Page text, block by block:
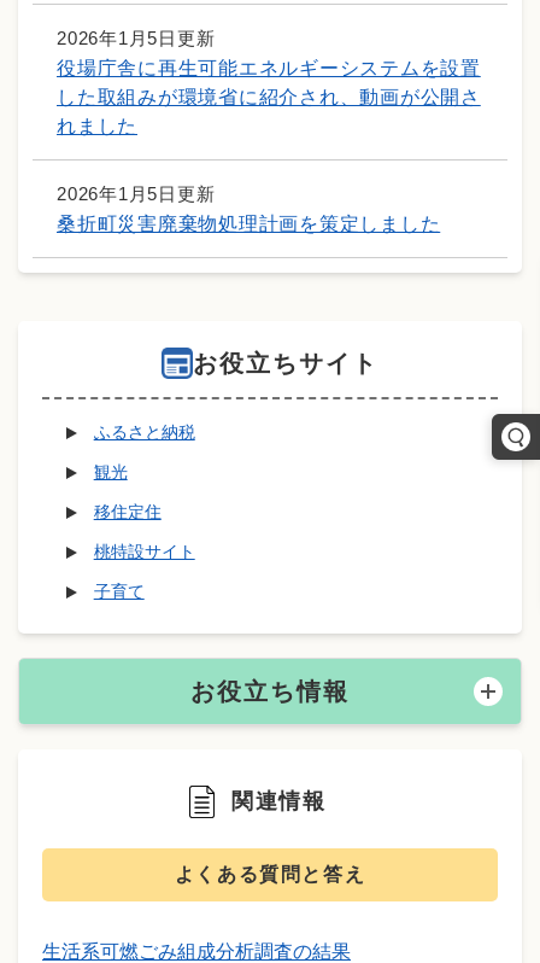
2026年1月5日更新
役場庁舎に再生可能エネルギーシステムを設置
した取組みが環境省に紹介され、動画が公開さ
れました
2026年1月5日更新
桑折町災害廃棄物処理計画を策定しました
お役立ちサイト
ふるさと納税
観光
移住定住
桃特設サイト
子育て
お役立ち情報
関連情報
よくある質問と答え
生活系可燃ごみ組成分析調査の結果